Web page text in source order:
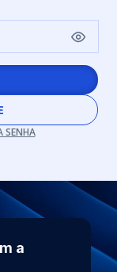
SENHA
a